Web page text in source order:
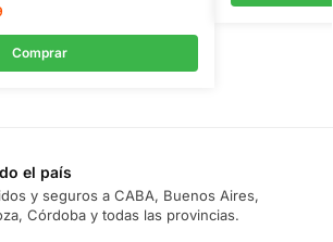
Comprar
el país
y seguros a CABA, Buenos Aires,
Córdoba y todas las provincias.